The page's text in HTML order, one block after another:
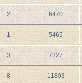
2 6470
1 5465
3 7327
8 11803